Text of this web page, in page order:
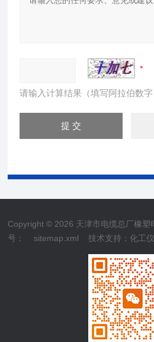
请输入计算结果（填写阿拉伯数
Copyright © 2026 天津市电缆总厂橡
号：
sitemap.xml 技术支持：化工